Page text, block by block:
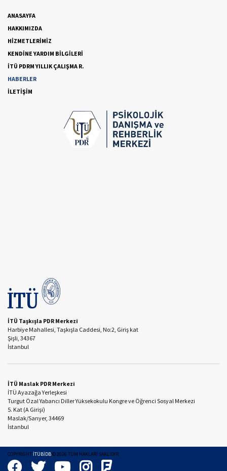
ANASAYFA
HAKKIMIZDA
HİZMETLERİMİZ
KENDİNE YARDIM BİLGİLERİ
İTÜ PDRM YILLIK ÇALIŞMA R.
HABERLER
İLETİŞİM
İTÜ Taşkışla PDR Merkezi
Harbiye Mahallesi, Taşkışla Caddesi, No:2, Giriş kat
Şişli, 34367
İstanbul
İTÜ Maslak PDR Merkezi
İTÜ Ayazağa Yerleşkesi
Turgut Özal Yabancı Diller Yüksekokulu Kongre ve Öğrenci Sosyal Merkezi
5. Kat (A Girişi)
Maslak/Sarıyer, 34469
İstanbul
COPYRIGHT İTÜBİDB©2026 TÜM HAKLARI SAKLIDIR